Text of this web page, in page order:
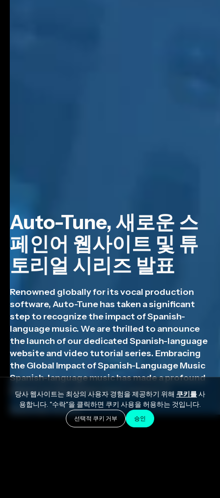
Auto-Tune, 새로운 스
페인어 웹사이트 및 튜
토리얼 시리즈 발표
Renowned globally for its vocal production
software, Auto-Tune has taken a significant
step to recognize the impact of Spanish-
language music. We are thrilled to announce
the launch of our dedicated Spanish-language
website and video tutorial series. Embracing
the Global Impact of Spanish-Language Music
Spanish-language music has made a profound
impact on the global music scene. […]
September 15, 2023
당사 웹사이트는 최상의 사용자 경험을 제공하기 위해 쿠키를사
용합니다. "수락"을 클릭하면 쿠키 사용을 허용하는 것입니다.
선택적 쿠키 거부 승인